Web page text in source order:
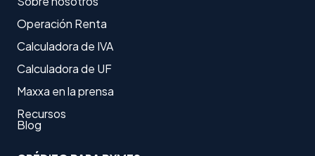
Operación Renta
Calculadora de IVA
Calculadora de UF
Maxxa en la prensa
Recursos
Blog